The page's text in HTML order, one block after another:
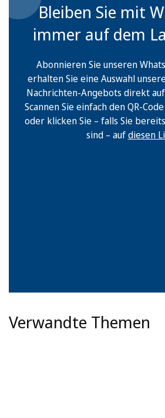
Bleiben Sie mit
immer auf dem
Abonnieren Sie unseren
erhalten Sie eine Auswahl
Nachrichten-Angebots direkt
Scannen Sie einfach den QR-
oder klicken Sie – falls Sie
sind – aufdiesen
Verwandte Themen